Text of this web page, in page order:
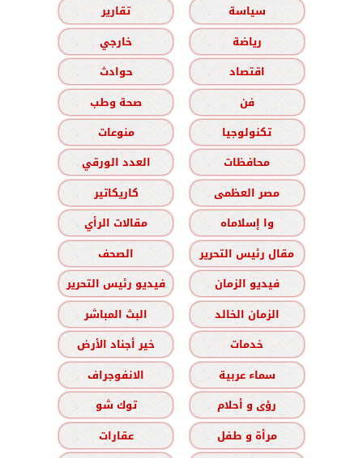
سياسة
تقارير
رياضة
خارجي
اقتصاد
حوادث
فن
صحة وطب
تكنولوجيا
منوعات
محافظات
العدد الورقي
مصر العظمى
كاريكاتير
وا إسلاماه
مقالات الرأي
مقال رئيس التحرير
الصحف
فيديو الزمان
فيديو رئيس التحرير
الزمان الخالد
البث المباشر
خدمات
خير أجناد الأرض
سماء عربية
الانفوجراف
رؤى و أحلام
توك شو
مرأة و طفل
عقارات